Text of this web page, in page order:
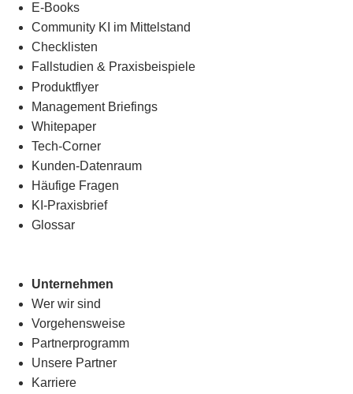
E-Books
Community KI im Mittelstand
Checklisten
Fallstudien & Praxisbeispiele
Produktflyer
Management Briefings
Whitepaper
Tech-Corner
Kunden-Datenraum
Häufige Fragen
KI-Praxisbrief
Glossar
Unternehmen
Wer wir sind
Vorgehensweise
Partnerprogramm
Unsere Partner
Karriere